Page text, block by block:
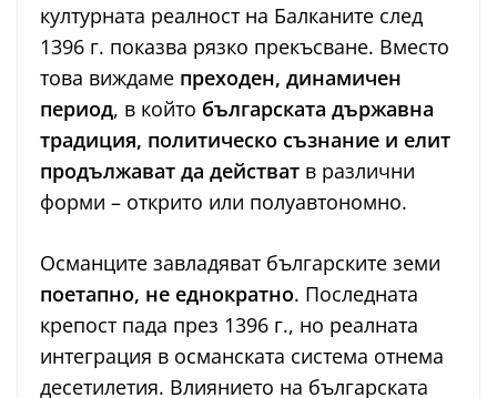
културната реалност на Балканите след
1396 г. показва рязко прекъсване. Вместо
това виждаме преходен, динамичен
период, в който българската държавна
традиция, политическо съзнание и елит
продължават да действат в различни
форми – открито или полуавтономно.
Османците завладяват българските земи
поетапно, не еднократно. Последната
крепост пада през 1396 г., но реалната
интеграция в османската система отнема
десетилетия. Влиянието на българската